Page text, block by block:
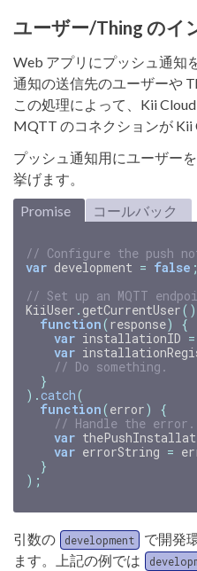
ユーザー/Thing のイ
Web アプリにプッシュ通知
通知の送信先のユーザーや
この処理によって、Kii
MQTT のコネクションが Kii
プッシュ通知用にユーザー
挙げます。
Promise
コールバック
// Configure the push
var development = false ;
// Set up an MQTT
KiiUser . getCurrentUser
function(response)
{
var installationID =
var
// Do something.
}
). catch(
function(error)
{
// Handle the error.
var
var errorString =
}
);
引数の development
で開発
ます。上記の例では